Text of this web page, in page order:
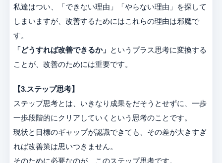
私達はつい、「できない理由」「やらない理由」を探して
しまいますが、改善するためにはこれらの理由は邪魔で
す。
「どうすれば改善できるか」 というプラス思考に変換する
ことが、改善のためには重要です。
【3.ステップ思考】
ステップ思考とは、いきなり成果をだそうとせずに、一歩
一歩段階的にクリアしていくという思考のことです。
現状と目標のギャップが認識できても、その差が大きすぎ
れば改善策は思いつきません。
そのために必要なのが、このステップ思考です。